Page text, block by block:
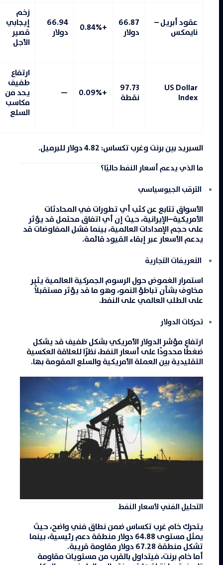
عقود أبريل –
نايمكس
66.87
دولار +0.84%
66.94
دولار
زخم
إيجابي
قصير
الأجل
US Dollar
Index
97.73
نقطة +0.09%
—
ارتفاع
طفيف
يحد من
مكاسب
السلع
السبريد بين برنت وغرب تكساس:
4.82 دولارللبرميل.
ما الذي يدعم أسعار النفط حاليًا؟
الترقب الجيوسياسي
الأسواق تتابع عن كثب أي تطورات في المحادثات
الأمريكية–الإيرانية، حيث إن أي اتفاق محتمل قد يؤثر
على حجم الإمدادات العالمية، بينما فشل المفاوضات قد
يدعم الأسعار عبر إبقاء القيود قائمة.
التعريفات التجارية
استمرار الغموض حول الرسوم الجمركية العالمية يثير
مخاوف بشأن تباطؤ النمو، وهو ما قد يؤثر مستقبلاً
على الطلب العالمي على النفط.
تحركات الدولار
ارتفاع مؤشر الدولار الأمريكي بشكل طفيف قد يشكل
ضغطًا محدودًا على أسعار النفط، نظرًا للعلاقة العكسية
التقليدية بين العملة الأمريكية والسلع المقومة بها.
التحليل الفني لأسعار النفط
يتحرك خام غرب تكساس ضمن نطاق فني واضح، حيث
يمثل مستوى 64.88 دولار منطقة دعم رئيسية، بينما
تشكل منطقة 67.28 دولار مقاومة قريبة.
أما خام برنت، فيتداول بالقرب من مستويات مقاومة